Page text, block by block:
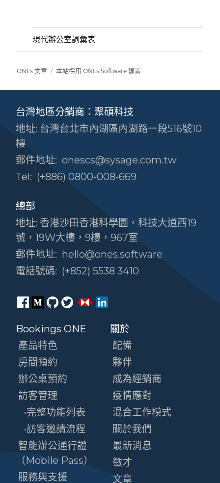
現代辦公室詞彙表
ONEs 文章 本站採用 ONEs Software 建置
台灣地區分銷商：聚碩科技
地址: 台灣台北市內湖區內湖路一段516號10
樓
郵件地址: onescs@sysage.com.tw
Tel: (+886) 0800-008-669
總部
地址: 香港沙田香港科學園，科技大道西19
號，19W大樓，9樓，967室
郵件地址: hello@ones.software
電話號碼: (+852) 5538 3410
Bookings ONE
產品特色
房間預約
辦公桌預約
訪客管理
•完整功能列表
•訪客邀請流程
智能辦公通行證
（Mobile Pass）
服務與支援
關於
配備
夥伴
成為經銷商
疫情應對
混合工作模式
關於我們
最新消息
徵才
文章